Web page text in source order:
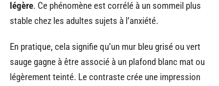
légère. Ce phénomène est corrélé à un sommeil plus
stable chez les adultes sujets à l’anxiété.
En pratique, cela signifie qu’un mur bleu grisé ou vert
sauge gagne à être associé à un plafond blanc mat ou
légèrement teinté. Le contraste crée une impression